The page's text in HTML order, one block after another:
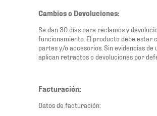
Cambios o Devoluciones:
Se dan 30 días para reclamos y
funcionamiento. El producto debe estar
partes y/o accesorios. Sin evidencias de
aplican retractos o devoluciones por
Facturación:
Datos de facturación: